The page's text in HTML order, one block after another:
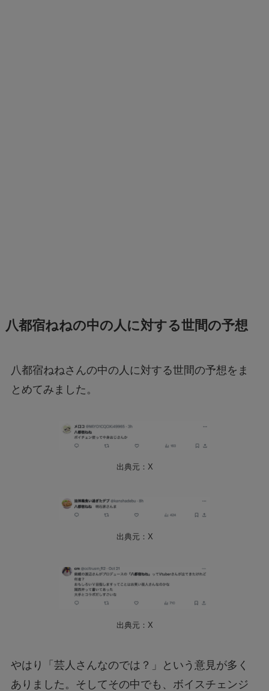
八都宿ねねの中の人に対する世間の予想
八都宿ねねさんの中の人に対する世間の予想をま
とめてみました。
出典元：X
出典元：X
出典元：X
やはり「芸人さんなのでは？」という意見が多く
ありました。そしてその中でも、ボイスチェンジ